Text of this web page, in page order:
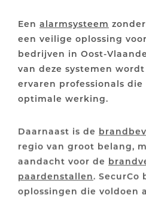
Een alarmsysteem
een veilige oplossing
bedrijven in Oost-
van deze systemen
ervaren professionals die
optimale werking.
Daarnaast is de
regio van groot belang,
aandacht voor de
paardenstallen. SecurCo
oplossingen die voldoen